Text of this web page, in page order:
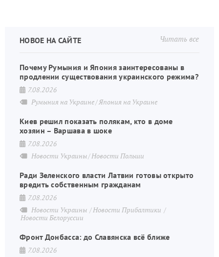
Читать все
НОВОЕ НА САЙТЕ
Почему Румыния и Япония заинтересованы в
продлении существования украинского режима?
7.08.2026
Румыния на Украине Япония на Украине
Киев решил показать полякам, кто в доме
хозяин – Варшава в шоке
7.08.2026
Новости Украины Новости Польши
Ради Зеленского власти Латвии готовы открыто
вредить собственным гражданам
7.08.2026
Новости Украины
Новости Прибалтики
Новости Белоруссии
Фронт Донбасса: до Славянска всё ближе
7.08.2026